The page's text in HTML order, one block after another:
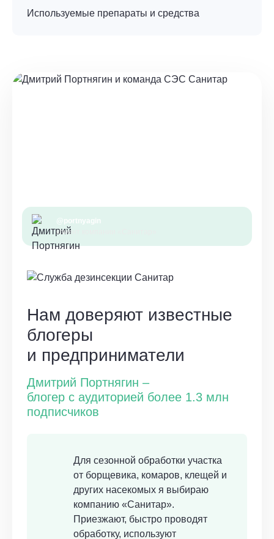
Используемые препараты и средства
@portnyagin
клиент компании «Санитар»
Нам доверяют известные
блогеры
и предприниматели
Дмитрий Портнягин –
блогер с аудиторией более 1.3 млн
подписчиков
Для сезонной обработки участка
от борщевика, комаров, клещей и
других насекомых я выбираю
компанию «Санитар».
Приезжают, быстро проводят
обработку, используют